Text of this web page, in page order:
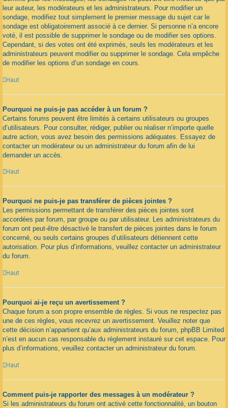
leur auteur, les modérateurs et les administrateurs. Pour modifier un
sondage, modifiez tout simplement le premier message du sujet car le
sondage est obligatoirement associé à ce dernier. Si personne n’a encore
voté, il est possible de supprimer le sondage ou de modifier ses options.
Cependant, si des votes ont été exprimés, seuls les modérateurs et les
administrateurs peuvent modifier ou supprimer le sondage. Cela empêche
de modifier les options d’un sondage en cours.
Haut
Pourquoi ne puis-je pas accéder à un forum ?
Certains forums peuvent être limités à certains utilisateurs ou groupes
d’utilisateurs. Pour consulter, rédiger, publier ou réaliser n’importe quelle
autre action, vous avez besoin des permissions adéquates. Essayez de
contacter un modérateur ou un administrateur du forum afin de lui
demander un accès.
Haut
Pourquoi ne puis-je pas transférer de pièces jointes ?
Les permissions permettant de transférer des pièces jointes sont
accordées par forum, par groupe ou par utilisateur. Les administrateurs du
forum ont peut-être désactivé le transfert de pièces jointes dans le forum
concerné, ou seuls certains groupes d’utilisateurs détiennent cette
autorisation. Pour plus d’informations, veuillez contacter un administrateur
du forum.
Haut
Pourquoi ai-je reçu un avertissement ?
Chaque forum a son propre ensemble de règles. Si vous ne respectez pas
une de ces règles, vous recevrez un avertissement. Veuillez noter que
cette décision n’appartient qu’aux administrateurs du forum, phpBB Limited
n’est en aucun cas responsable du règlement instauré sur cet espace. Pour
plus d’informations, veuillez contacter un administrateur du forum.
Haut
Comment puis-je rapporter des messages à un modérateur ?
Si les administrateurs du forum ont activé cette fonctionnalité, un bouton